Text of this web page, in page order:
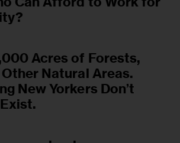
Acres of Forests,
Natural Areas.
New Yorkers Don’t